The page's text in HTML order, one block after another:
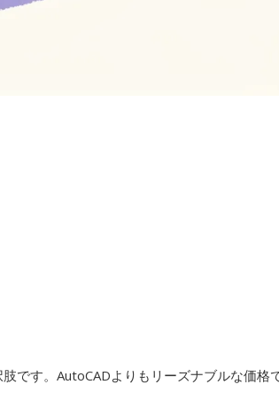
です。AutoCADよりもリーズナブルな価格